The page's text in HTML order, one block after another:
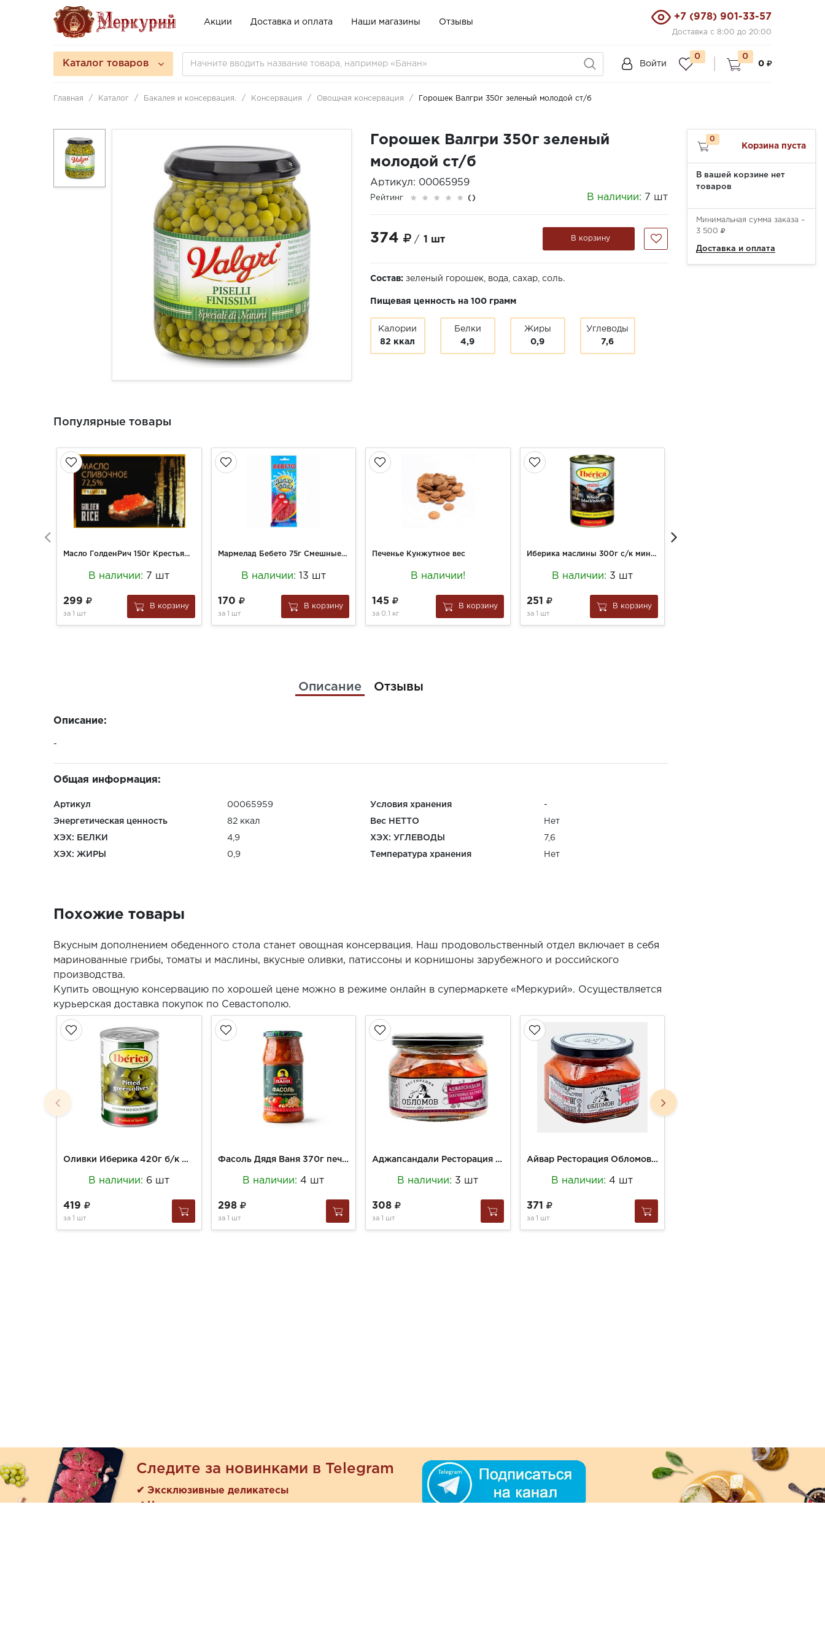
Акции Доставка и оплата Наши магазины Отзывы
+7 (978) 901-33-57
Доставка с 8:00 до 20:00
Каталог товаров Войти
0
0
0
Главная Каталог Бакалея и консервация. Консервация Овощная консервация Горошек Валгри 350г зеленый молодой ст/б
Горошек Валгри 350г зеленый
молодой ст/б
Артикул: 00065959
Рейтинг () В наличии: 7 шт
374 / 1 шт В корзину
Состав: зеленый горошек, вода, сахар, соль.
Пищевая ценность на 100 грамм
Калории
82 ккал
Белки
4,9
Жиры
0,9
Углеводы
7,6
Популярные товары
Масло ГолденРич 150г Крестьянское сливочное 72,5% фас
В наличии: 7 шт
299
за 1 шт
В корзину
Мармелад Бебето 75г Смешные палочки со вкусом клубники и ванили
В наличии: 13 шт
170
за 1 шт
В корзину
Печенье Кунжутное вес
В наличии!
145
за 0.1 кг
В корзину
Иберика маслины 300г с/к мини ж/б
В наличии: 3 шт
251
за 1 шт
В корзину
Описание Отзывы
Описание:
-
Общая информация:
Артикул 00065959 Условия хранения -
Энергетическая ценность 82 ккал Вес НЕТТО Нет
ХЭХ: БЕЛКИ 4,9 ХЭХ: УГЛЕВОДЫ 7,6
ХЭХ: ЖИРЫ 0,9 Температура хранения Нет
Похожие товары
Вкусным дополнением обеденного стола станет овощная консервация. Наш продовольственный отдел включает в себя
маринованные грибы, томаты и маслины, вкусные оливки, патиссоны и корнишоны зарубежного и российского
производства.
Купить овощную консервацию по хорошей цене можно в режиме онлайн в супермаркете «Меркурий». Осуществляется
курьерская доставка покупок по Севастополю.
Оливки Иберика 420г б/к ж/б
В наличии: 6 шт
419
за 1 шт
Фасоль Дядя Ваня 370г печеная по-домашнему с/б
В наличии:4 шт
298
за 1 шт
Аджапсандали Ресторация Обломов 330г Запеч.на гриле овощи ст/б
В наличии: 3 шт
308
за 1 шт
Айвар Ресторация Обломов 330г Икра из печеного перца ст/б
В наличии:4 шт
371
за 1 шт
0
Корзина пуста
В вашей корзине нет
товаров
Минимальная сумма заказа –
3 500
Доставка и оплата
Следите за новинками в Telegram
✔ Эксклюзивные деликатесы
✔ Новые поступления